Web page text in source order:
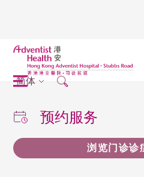
简体
预约服务
浏览门诊诊